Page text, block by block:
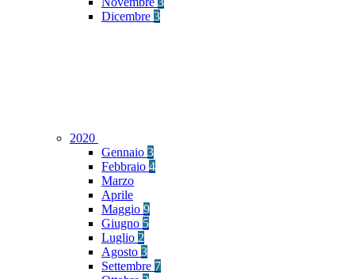
Dicembre 3
2020
Gennaio 3
Febbraio 4
Marzo
Aprile
Maggio 9
Giugno 5
Luglio 2
Agosto 3
Settembre 7